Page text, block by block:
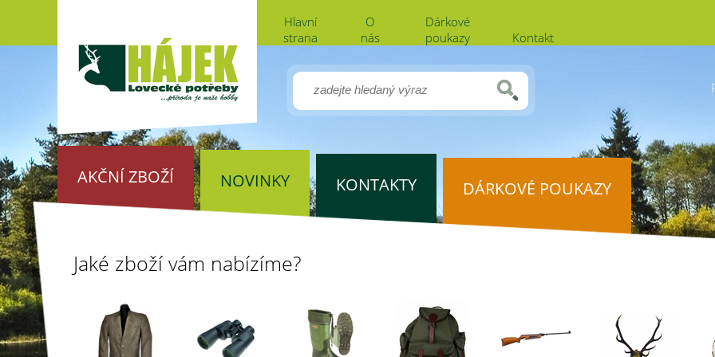
Hlavní
strana
O
nás
Dárkové
poukazy
Kontakt
AKČNÍ ZBOŽÍ NOVINKY KONTAKTY DÁRKOVÉ POUKAZY
Jaké zboží vám nabízíme?